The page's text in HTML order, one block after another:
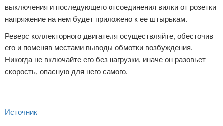
выключения и последующего отсоединения вилки от розетки
напряжение на нем будет приложено к ее штырькам.
Реверс коллекторного двигателя осуществляйте, обесточив
его и поменяв местами выводы обмотки возбуждения.
Никогда не включайте его без нагрузки, иначе он разовьет
скорость, опасную для него самого.
Источник